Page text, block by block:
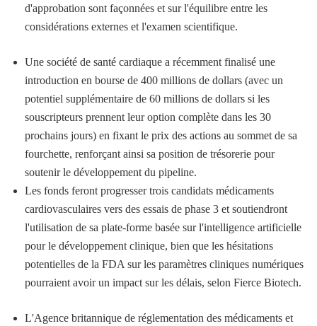
d'approbation sont façonnées et sur l'équilibre entre les
considérations externes et l'examen scientifique.
Une société de santé cardiaque a récemment finalisé une
introduction en bourse de 400 millions de dollars (avec un
potentiel supplémentaire de 60 millions de dollars si les
souscripteurs prennent leur option complète dans les 30
prochains jours) en fixant le prix des actions au sommet de sa
fourchette, renforçant ainsi sa position de trésorerie pour
soutenir le développement du pipeline.
Les fonds feront progresser trois candidats médicaments
cardiovasculaires vers des essais de phase 3 et soutiendront
l'utilisation de sa plate-forme basée sur l'intelligence artificielle
pour le développement clinique, bien que les hésitations
potentielles de la FDA sur les paramètres cliniques numériques
pourraient avoir un impact sur les délais, selon Fierce Biotech.
L'Agence britannique de réglementation des médicaments et